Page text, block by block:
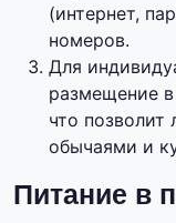
(интернет,
номеров.
Для
размещение
что
обычаями и
Питание в